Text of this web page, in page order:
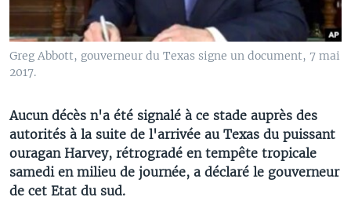
Greg Abbott, gouverneur du Texas signe un document, 7 mai
2017.
Aucun décès n'a été signalé à ce stade auprès des
autorités à la suite de l'arrivée au Texas du puissant
ouragan Harvey, rétrogradé en tempête tropicale
samedi en milieu de journée, a déclaré le gouverneur
de cet Etat du sud.